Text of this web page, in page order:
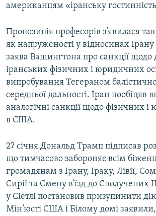
американцям «іранську
Пропозиція професорів з’явилася
як напруженості у відносинах
заява Вашингтона про санкції щодо
іранських фізичних і юридичних
випробування Тегераном
середньої дальності. Іран пообіцяв
аналогічні санкції щодо фізичних
в США.
27 січня Дональд Трамп підписав
що тимчасово забороняє всім
громадянам з Ірану, Іраку, Лівії,
Сирії та Ємену в'їзд до Сполучених
у Сіетлі постановив призупинити
Мін’юсті США і Білому домі